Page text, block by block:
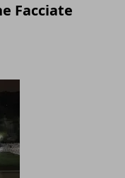
Facciate